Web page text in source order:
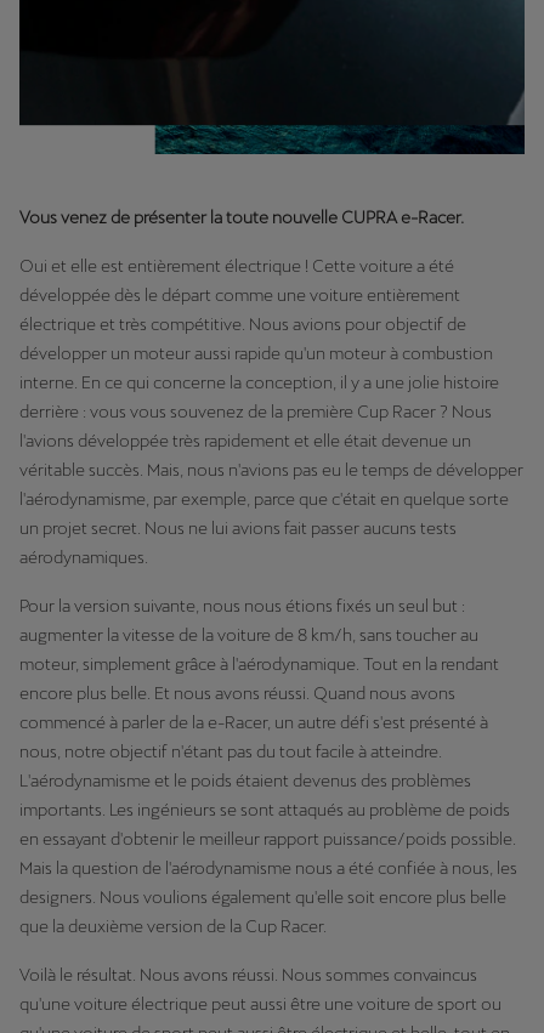
Vous venez de présenter la toute nouvelle CUPRA e-Racer.
Oui et elle est entièrement électrique ! Cette voiture a été
développée dès le départ comme une voiture entièrement
électrique et très compétitive. Nous avions pour objectif de
développer un moteur aussi rapide qu'un moteur à combustion
interne. En ce qui concerne la conception, il y a une jolie histoire
derrière : vous vous souvenez de la première Cup Racer ? Nous
l'avions développée très rapidement et elle était devenue un
véritable succès. Mais, nous n'avions pas eu le temps de développer
l'aérodynamisme, par exemple, parce que c'était en quelque sorte
un projet secret. Nous ne lui avions fait passer aucuns tests
aérodynamiques.
Pour la version suivante, nous nous étions fixés un seul but :
augmenter la vitesse de la voiture de 8 km/h, sans toucher au
moteur, simplement grâce à l'aérodynamique. Tout en la rendant
encore plus belle. Et nous avons réussi. Quand nous avons
commencé à parler de la e-Racer, un autre défi s'est présenté à
nous, notre objectif n'étant pas du tout facile à atteindre.
L'aérodynamisme et le poids étaient devenus des problèmes
importants. Les ingénieurs se sont attaqués au problème de poids
en essayant d'obtenir le meilleur rapport puissance/poids possible.
Mais la question de l'aérodynamisme nous a été confiée à nous, les
designers. Nous voulions également qu'elle soit encore plus belle
que la deuxième version de la Cup Racer.
Voilà le résultat. Nous avons réussi. Nous sommes convaincus
qu'une voiture électrique peut aussi être une voiture de sport ou